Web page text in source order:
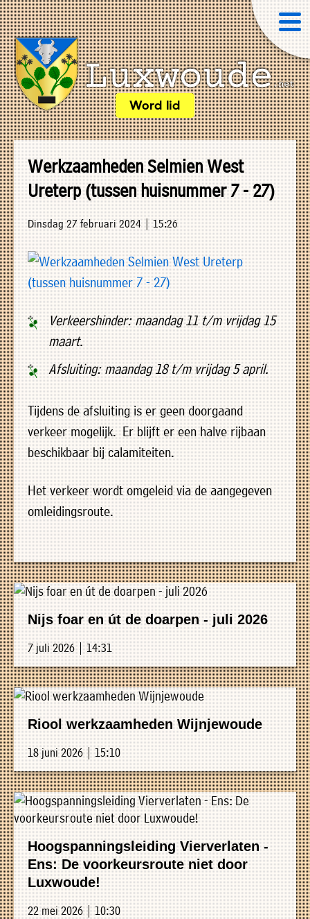
Word lid
Werkzaamheden Selmien West
Ureterp (tussen huisnummer 7 - 27)
Dinsdag 27 februari 2024 | 15:26
Verkeershinder: maandag 11 t/m vrijdag 15
maart.
Afsluiting: maandag 18 t/m vrijdag 5 april.
Tijdens de afsluiting is er geen doorgaand
verkeer mogelijk. Er blijft er een halve rijbaan
beschikbaar bij calamiteiten.
Het verkeer wordt omgeleid via de aangegeven
omleidingsroute.
Nijs foar en út de doarpen - juli 2026
7 juli 2026 | 14:31
Riool werkzaamheden Wijnjewoude
18 juni 2026 | 15:10
Hoogspanningsleiding Vierverlaten -
Ens: De voorkeursroute niet door
Luxwoude!
22 mei 2026 | 10:30
»
Home
»
Welkom
»
Nieuws
»
Agenda
»
Verenigingen
»
Bedrijven
»
Plaatselijk
belang
»
Informatie
lidmaatschap
»
't
Trefpunt
»
Foto's
»
Historische
verhalen
»
Dossiers
»
Contact
»
Nieuwsbrieven
gemeente
Opsterland
Luxwoude.net
website@luxwoude.net
Plaatselijk
belang
Op
dit
moment
bestaat
het
bestuur
uit
de
volgende
personen:
Voorzitter
vacant
Secretaris
Michiel
Modderman
Penningmeester
vacant
Algemeen
lid
Anco
Hoen
Algemeen
lid
Ids
de
Haan